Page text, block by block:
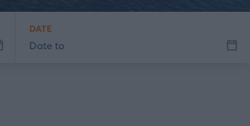
DATE
Date to